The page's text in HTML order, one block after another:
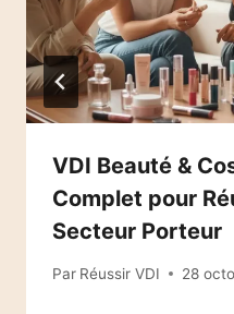
VDI Beauté &
Complet pour
Secteur Porteur
Par Réussir VDI 28